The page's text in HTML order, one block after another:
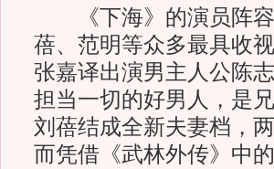
《下海》的演员阵容
蓓、范明等众多最具收
张嘉译出演男主人公陈
担当一切的好男人，是
刘蓓结成全新夫妻档，
而凭借《武林外传》中